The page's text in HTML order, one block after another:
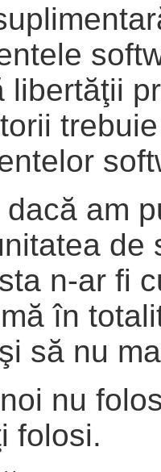
libertăţii
am
de
n-ar fi
în
să nu
nu
folosi.